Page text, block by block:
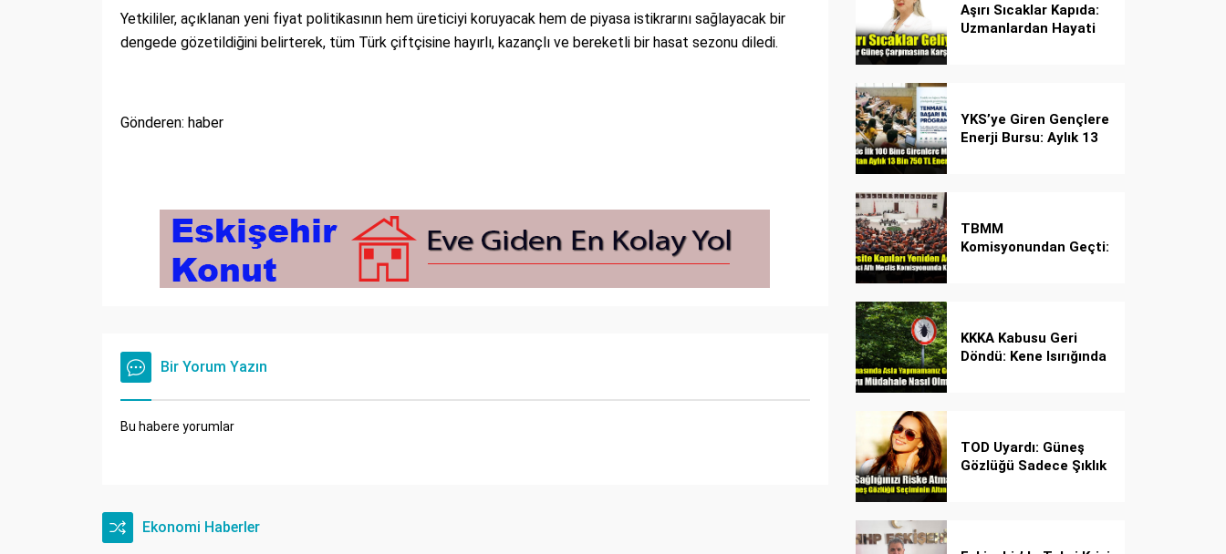
Yetkililer, açıklanan yeni fiyat politikasının hem üreticiyi koruyacak hem de piyasa istikrarını sağlayacak bir
dengede gözetildiğini belirterek, tüm Türk çiftçisine hayırlı, kazançlı ve bereketli bir hasat sezonu diledi.
Gönderen: haber
Bir Yorum Yazın
Bu habere yorumlar
Ekonomi Haberler
Aşırı Sıcaklar Kapıda:
Uzmanlardan Hayati
YKS’ye Giren Gençlere
Enerji Bursu: Aylık 13
TBMM
Komisyonundan Geçti:
KKKA Kabusu Geri
Döndü: Kene Isırığında
TOD Uyardı: Güneş
Gözlüğü Sadece Şıklık